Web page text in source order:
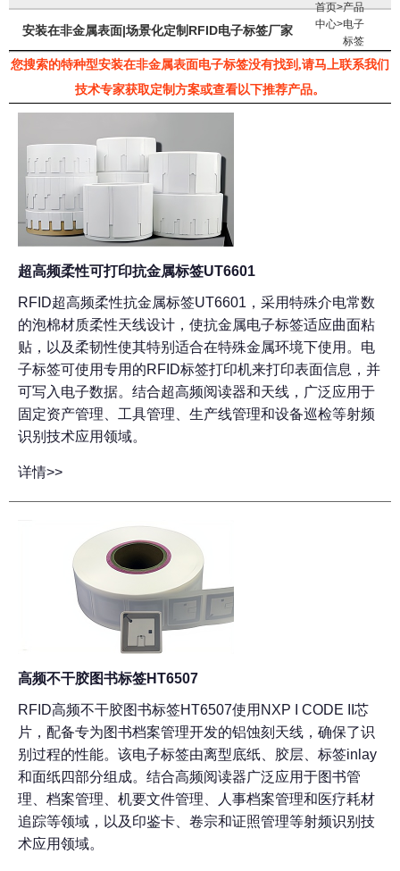
安装在非金属表面|场景化定制RFID电子标签厂家
首页>产品
中心>电子
标签
您搜索的特种型安装在非金属表面电子标签没有找到,请马上联系我们
技术专家获取定制方案或查看以下推荐产品。
超高频柔性可打印抗金属标签UT6601
RFID超高频柔性抗金属标签UT6601，采用特殊介电常数
的泡棉材质柔性天线设计，使抗金属电子标签适应曲面粘
贴，以及柔韧性使其特别适合在特殊金属环境下使用。电
子标签可使用专用的RFID标签打印机来打印表面信息，并
可写入电子数据。结合超高频阅读器和天线，广泛应用于
固定资产管理、工具管理、生产线管理和设备巡检等射频
识别技术应用领域。
详情>>
高频不干胶图书标签HT6507
RFID高频不干胶图书标签HT6507使用NXP I CODE II芯
片，配备专为图书档案管理开发的铝蚀刻天线，确保了识
别过程的性能。该电子标签由离型底纸、胶层、标签inlay
和面纸四部分组成。结合高频阅读器广泛应用于图书管
理、档案管理、机要文件管理、人事档案管理和医疗耗材
追踪等领域，以及印鉴卡、卷宗和证照管理等射频识别技
术应用领域。